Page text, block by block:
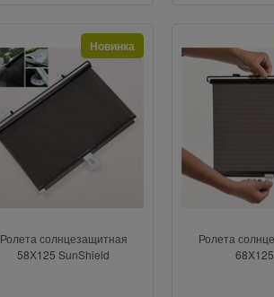
Ролета солнцезащитная
58Х125 SunShield
Новинка
Ролета